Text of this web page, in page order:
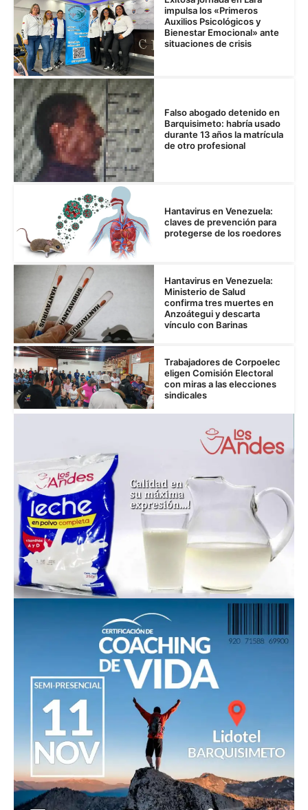
impulsa los «Primeros
Auxilios Psicológicos y
Bienestar Emocional» ante
situaciones de crisis
Falso abogado detenido en
Barquisimeto: habría usado
durante 13 años la matrícula
de otro profesional
Hantavirus en Venezuela:
claves de prevención para
protegerse de los roedores
Hantavirus en Venezuela:
Ministerio de Salud
confirma tres muertes en
Anzoátegui y descarta
vínculo con Barinas
Trabajadores de Corpoelec
eligen Comisión Electoral
con miras a las elecciones
sindicales